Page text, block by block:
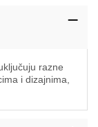
razne
i dizajnima,